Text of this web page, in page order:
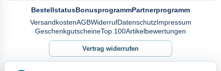
BestellstatusBonusprogrammPartnerprogramm
VersandkostenAGBWiderrufDatenschutzImpressum
GeschenkgutscheineTop 100Artikelbewertungen
Vertrag widerrufen